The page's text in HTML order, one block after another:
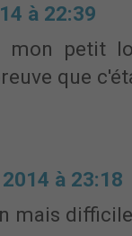
à 22:39
mon petit
que
à 23:18
mais